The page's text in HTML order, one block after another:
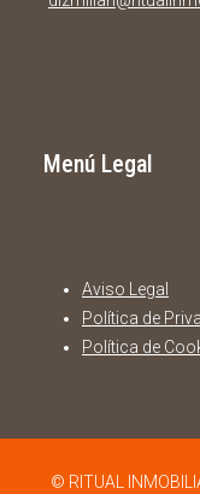
Menú Legal
Aviso Legal
Política de
Política de
© RITUAL